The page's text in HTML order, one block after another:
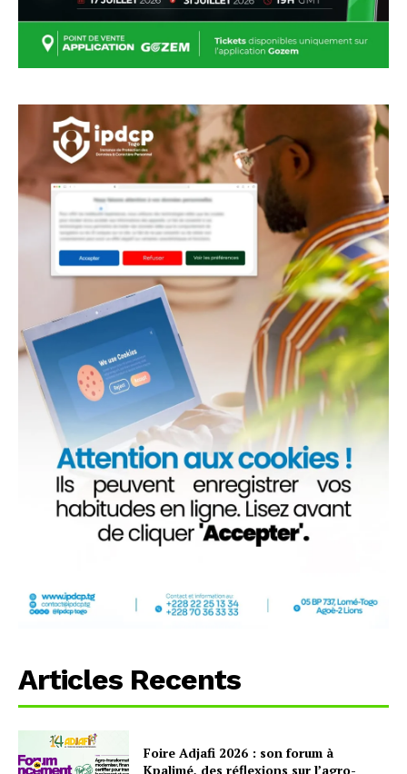
Articles Recents
Foire Adjafi 2026 : son forum à
Kpalimé, des réflexions sur l’agro-